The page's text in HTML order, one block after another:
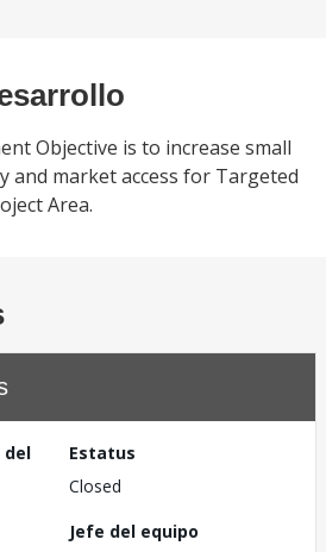
Objective is to increase small
and market access for Targeted
Area.
del
Estatus
Closed
Jefe del equipo